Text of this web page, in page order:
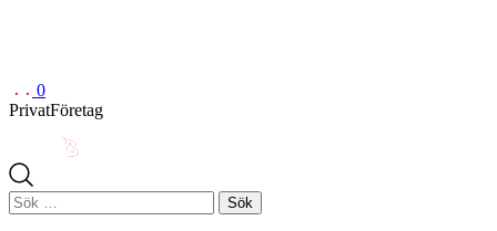
0
PrivatFöretag
Sök
efter: